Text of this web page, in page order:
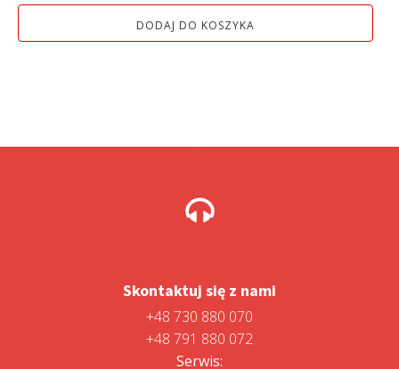
wynosiła:
wynosi:
1
DODAJ DO KOSZYKA
Skontaktuj się z nami
+48 730 880 070
+48 791 880 072
Serwis: